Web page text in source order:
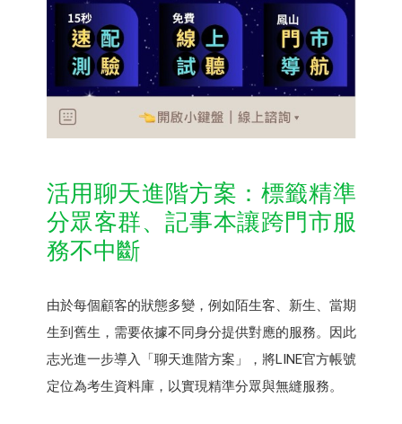
活用聊天進階方案：標籤精準
分眾客群、記事本讓跨門市服
務不中斷
由於每個顧客的狀態多變，例如陌生客、新生、當期
生到舊生，需要依據不同身分提供對應的服務。因此
志光進一步導入「聊天進階方案」，將LINE官方帳號
定位為考生資料庫，以實現精準分眾與無縫服務。